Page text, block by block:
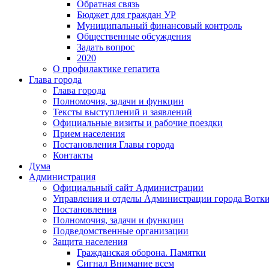
Обратная связь
Бюджет для граждан УР
Муниципальный финансовый контроль
Общественные обсуждения
Задать вопрос
2020
О профилактике гепатита
Глава города
Глава города
Полномочия, задачи и функции
Тексты выступлений и заявлений
Официальные визиты и рабочие поездки
Прием населения
Постановления Главы города
Контакты
Дума
Администрация
Официальный сайт Администрации
Управления и отделы Администрации города
Постановления
Полномочия, задачи и функции
Подведомственные организации
Защита населения
Гражданская оборона. Памятки
Сигнал Внимание всем